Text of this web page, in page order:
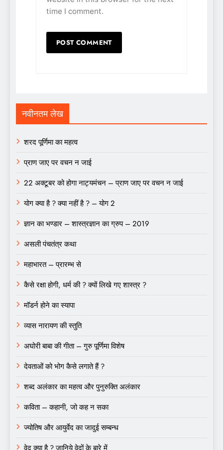
time I comment.
नवीनतम लेख
शरद पूर्णिमा का महत्व
प्राण जाए पर वचन न जाई
22 अक्टूबर को होगा नाट्यमंचन – प्राण जाए पर वचन न जाई
योग क्या है ? क्या नहीं है ? – योग 2
ज्ञान का भण्डार – शास्त्रज्ञान का ग्रुप – 2019
असली पंचतंत्र कथा
महाभारत – प्रारम्भ से
कैसे रक्षा होगी, धर्म की ? क्यों लिखे गए शास्त्र ?
मॉडर्न होने का स्यापा
व्यास नारायण की स्तुति
अघोरी बाबा की गीता – गुरु पूर्णिमा विशेष
देवताओं को भोग कैसे लगाते हैं ?
शब्द अलंकार का महत्व और पुनुरुक्ति अलंकार
कविता – कहानी, जो कह न सका
ज्योतिष और आयुर्वेद का जादुई सम्बन्ध